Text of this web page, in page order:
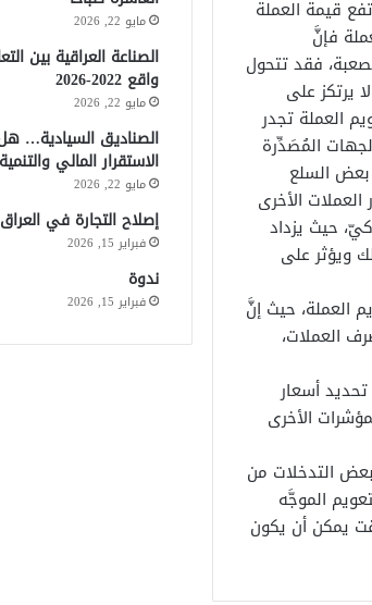
قيمة العملة
فإنَّ
فقد تتحول
يرتكز على
العملة تجدر
المُصَدِّرة
بعض السلع
الأخرى
حيث يزداد
ويؤثر على
العملة، حيث إنَّ
العملات،
أسعار
الأخرى
التدخلات من
الموجَّه
يمكن أن يكون
مايو 22, 2026
الصناعة العراقية بين
واقع 2022-2026
مايو 22, 2026
الصناديق السيادية…
الاستقرار المالي
مايو 22, 2026
إصلاح التجارة في العراق
فبراير 15, 2026
ندوة
فبراير 15, 2026